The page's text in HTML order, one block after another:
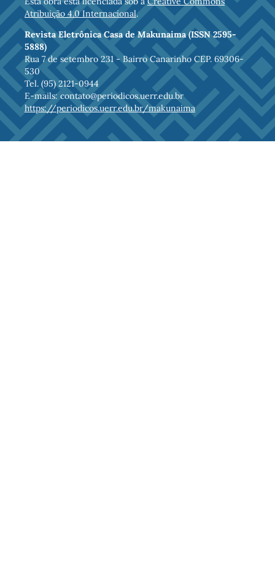
Atribuição 4.0 Internacional.
Revista Eletrônica Casa de Makunaima (ISSN 2595-
5888)
Rua 7 de setembro 231 - Bairro Canarinho CEP. 69306-
530
Tel. (95) 2121-0944
E-mails: contato@periodicos.uerr.edu.br
https://periodicos.uerr.edu.br/makunaima